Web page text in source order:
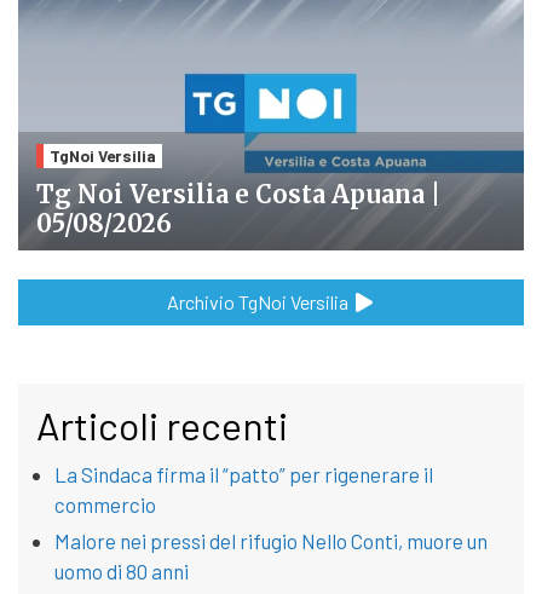
TgNoi Versilia
Tg Noi Versilia e Costa Apuana |
05/08/2026
Archivio TgNoi Versilia
Articoli recenti
La Sindaca firma il “patto” per rigenerare il
commercio
Malore nei pressi del rifugio Nello Conti, muore un
uomo di 80 anni